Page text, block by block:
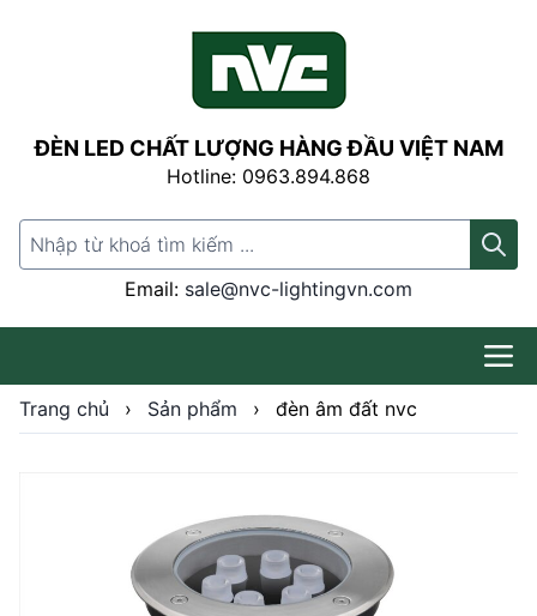
ĐÈN LED CHẤT LƯỢNG HÀNG ĐẦU VIỆT NAM
Hotline: 0963.894.868
Search for:
Email: sale@nvc-lightingvn.com
Trang chủ › Sản phẩm › đèn âm đất nvc